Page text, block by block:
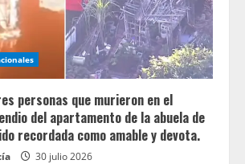
personas que murieron en el
del apartamento de la abuela de
recordada como amable y devota.
30 julio 2026